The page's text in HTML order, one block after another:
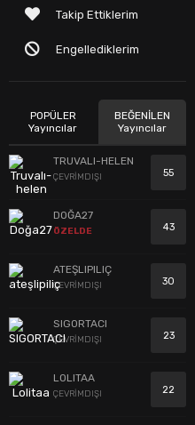
Takip Ettiklerim
Engellediklerim
POPÜLER
Yayıncılar
BEĞENİLEN
Yayıncılar
TRUVALI-HELEN
ÇEVRİMDIŞI 55
DOĞA27
ÖZELDE 43
ATEŞLIPILIÇ
ÇEVRİMDIŞI 30
SIGORTACI
ÇEVRİMDIŞI 23
LOLITAA
ÇEVRİMDIŞI 22